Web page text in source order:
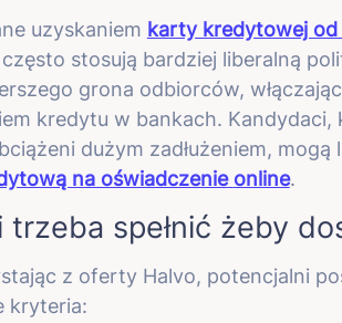
uzyskaniem karty kredytowej od
stosują bardziej liberalną
grona odbiorców,
kredytu w bankach.
dużym zadłużeniem,
na oświadczenie online.
trzeba spełnić żeby
z oferty Halvo, potencjalni
kryteria: